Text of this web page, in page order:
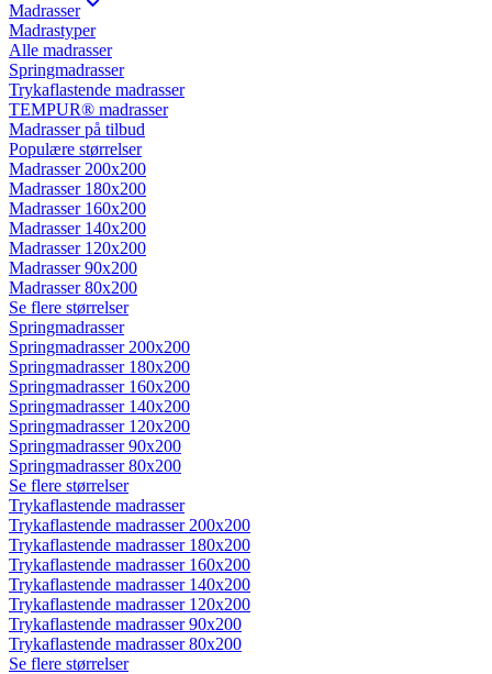
Madrasser
Madrastyper
Alle madrasser
Springmadrasser
Trykaflastende madrasser
TEMPUR® madrasser
Madrasser på tilbud
Populære størrelser
Madrasser 200x200
Madrasser 180x200
Madrasser 160x200
Madrasser 140x200
Madrasser 120x200
Madrasser 90x200
Madrasser 80x200
Se flere størrelser
Springmadrasser
Springmadrasser 200x200
Springmadrasser 180x200
Springmadrasser 160x200
Springmadrasser 140x200
Springmadrasser 120x200
Springmadrasser 90x200
Springmadrasser 80x200
Se flere størrelser
Trykaflastende madrasser
Trykaflastende madrasser 200x200
Trykaflastende madrasser 180x200
Trykaflastende madrasser 160x200
Trykaflastende madrasser 140x200
Trykaflastende madrasser 120x200
Trykaflastende madrasser 90x200
Trykaflastende madrasser 80x200
Se flere størrelser